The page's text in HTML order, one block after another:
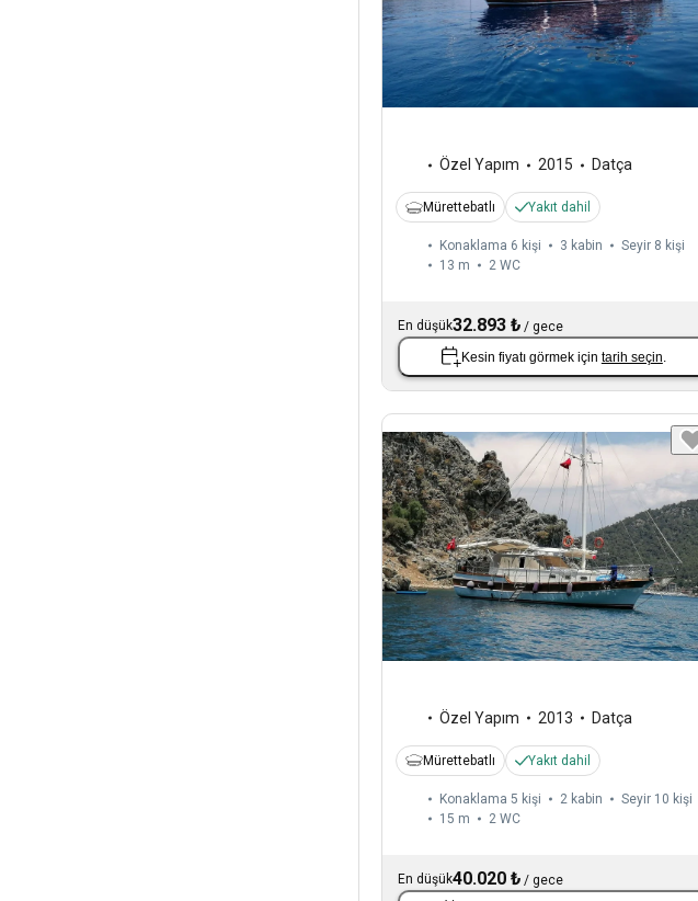
Özel Yapım 2015 Datça
Mürettebatlı Yakıt dahil
Konaklama 6 kişi 3 kabin
Seyir 8 kişi
13 m
2 WC
En düşük32.893 ₺ / gece
Kesin fiyatı görmek için tarih seçin.
Özel Yapım 2013 Datça
Mürettebatlı Yakıt dahil
Konaklama 5 kişi 2 kabin
Seyir 10 kişi
15 m
2 WC
En düşük40.020 ₺ / gece